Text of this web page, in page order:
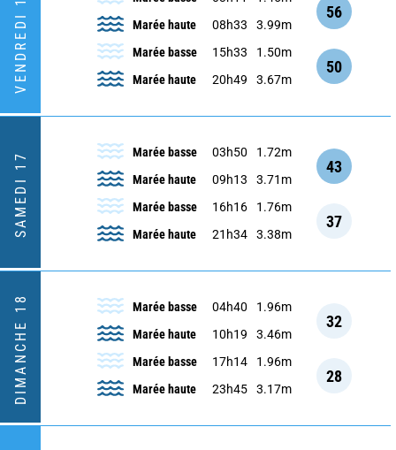
VENDREDI 16
Marée haute
08h33 3.99m
56
Marée basse 15h33
1.50m
Marée haute
20h49 3.67m
50
SAMEDI 17 Marée basse 03h50
1.72m
Marée haute
09h13 3.71m
43
Marée basse 16h16
1.76m
Marée haute
21h34 3.38m
37
DIMANCHE 18 Marée basse 04h40
1.96m
Marée haute
10h19 3.46m
32
Marée basse 17h14
1.96m
Marée haute
23h45 3.17m
28